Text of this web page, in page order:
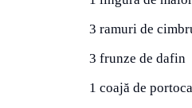
3 ramuri de
3 frunze de dafin
1 coajă de